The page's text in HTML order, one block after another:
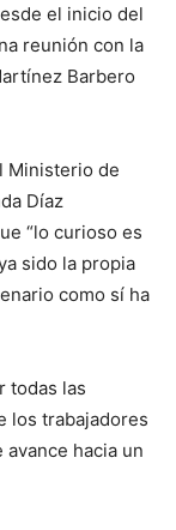
el inicio del
reunión con la
Barbero
Ministerio de
Díaz
“lo curioso es
sido la propia
como sí ha
todas las
los trabajadores
hacia un